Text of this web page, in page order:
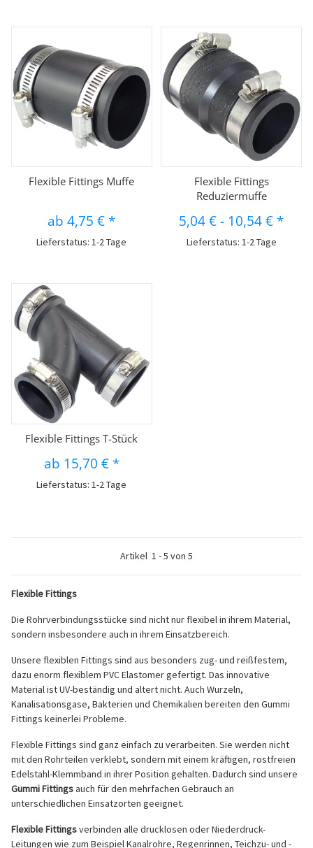
Flexible Fittings Muffe
ab4,75 € *
Lieferstatus: 1-2 Tage
Flexible Fittings
Reduziermuffe
5,04 €- 10,54 € *
Lieferstatus: 1-2 Tage
Flexible Fittings T-Stück
ab 15,70 € *
Lieferstatus: 1-2 Tage
Artikel 1 -5 von 5
Flexible Fittings
Die Rohrverbindungsstücke sind nicht nur flexibel in ihrem Material,
sondern insbesondere auch in ihrem Einsatzbereich.
Unsere flexiblen Fittings sind aus besonders zug- und reißfestem,
dazu enorm flexiblem PVC Elastomer gefertigt. Das innovative
Material ist UV-beständig und altert nicht. Auch Wurzeln,
Kanalisationsgase, Bakterien und Chemikalien bereiten den Gummi
Fittings keinerlei Probleme.
Flexible Fittings sind ganz einfach zu verarbeiten. Sie werden nicht
mit den Rohrteilen verklebt, sondern mit einem kräftigen, rostfreien
Edelstahl-Klemmband in ihrer Position gehalten. Dadurch sind unsere
Gummi Fittingsauch für den mehrfachen Gebrauch an
unterschiedlichen Einsatzorten geeignet.
Flexible Fittingsverbinden alle drucklosen oder Niederdruck-
Leitungen wie zum Beispiel Kanalrohre, Regenrinnen, Teichzu- und -